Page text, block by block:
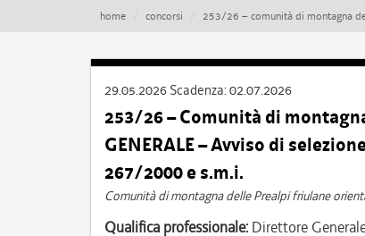
home concorsi 253/26 – comunità di montagna delle prealpi
29.05.2026 Scadenza: 02.07.2026
253/26 – Comunità di
GENERALE – Avviso di
267/2000 e s.m.i.
Comunità di montagna delle Prealpi friulane
Qualifica professionale: Direttore